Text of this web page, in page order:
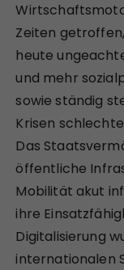
Zeiten
heute
und mehr
sowie ständig
Krisen
Das
öffentliche
Mobilität akut
ihre
Digitalisierung
internationalen